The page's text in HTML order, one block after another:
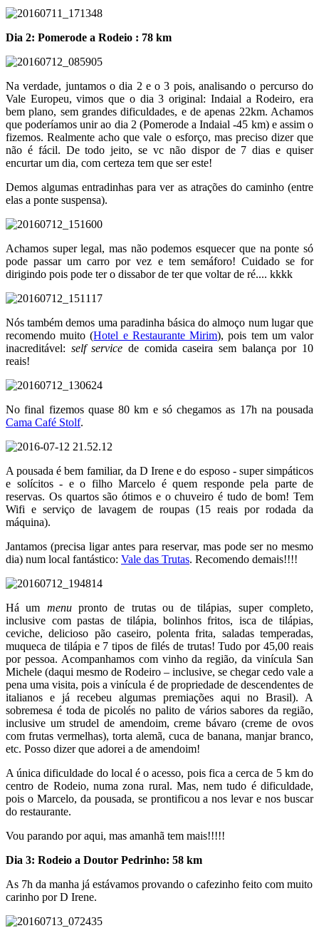
Dia 2: Pomerode a Rodeio : 78 km
Na verdade, juntamos o dia 2 e o 3 pois, analisando o percurso do
Vale Europeu, vimos que o dia 3 original: Indaial a Rodeiro, era
bem plano, sem grandes dificuldades, e de apenas 22km. Achamos
que poderíamos unir ao dia 2 (Pomerode a Indaial -45 km) e assim o
fizemos. Realmente acho que vale o esforço, mas preciso dizer que
não é fácil. De todo jeito, se vc não dispor de 7 dias e quiser
encurtar um dia, com certeza tem que ser este!
Demos algumas entradinhas para ver as atrações do caminho (entre
elas a ponte suspensa).
Achamos super legal, mas não podemos esquecer que na ponte só
pode passar um carro por vez e tem semáforo! Cuidado se for
dirigindo pois pode ter o dissabor de ter que voltar de ré.... kkkk
Nós também demos uma paradinha básica do almoço num lugar que
recomendo muito (Hotel e Restaurante Mirim), pois tem um valor
inacreditável: self service de comida caseira sem balança por 10
reais!
No final fizemos quase 80 km e só chegamos as 17h na pousada
Cama Café Stolf.
A pousada é bem familiar, da D Irene e do esposo - super simpáticos
e solícitos - e o filho Marcelo é quem responde pela parte de
reservas. Os quartos são ótimos e o chuveiro é tudo de bom! Tem
Wifi e serviço de lavagem de roupas (15 reais por rodada da
máquina).
Jantamos (precisa ligar antes para reservar, mas pode ser no mesmo
dia) num local fantástico: Vale das Trutas. Recomendo demais!!!!
Há um menupronto de trutas ou de tilápias, super completo,
inclusive com pastas de tilápia, bolinhos fritos, isca de tilápias,
ceviche, delicioso pão caseiro, polenta frita, saladas temperadas,
muqueca de tilápia e 7 tipos de filés de trutas! Tudo por 45,00 reais
por pessoa. Acompanhamos com vinho da região, da vinícula San
Michele (daqui mesmo de Rodeiro – inclusive, se chegar cedo vale a
pena uma visita, pois a vinícula é de propriedade de descendentes de
italianos e já recebeu algumas premiações aqui no Brasil). A
sobremesa é toda de picolés no palito de vários sabores da região,
inclusive um strudel de amendoim, creme bávaro (creme de ovos
com frutas vermelhas), torta alemã, cuca de banana, manjar branco,
etc. Posso dizer que adorei a de amendoim!
A única dificuldade do local é o acesso, pois fica a cerca de 5 km do
centro de Rodeio, numa zona rural. Mas, nem tudo é dificuldade,
pois o Marcelo, da pousada, se prontificou a nos levar e nos buscar
do restaurante.
Vou parando por aqui, mas amanhã tem mais!!!!!
Dia 3: Rodeio a Doutor Pedrinho: 58 km
As 7h da manha já estávamos provando o cafezinho feito com muito
carinho por D Irene.